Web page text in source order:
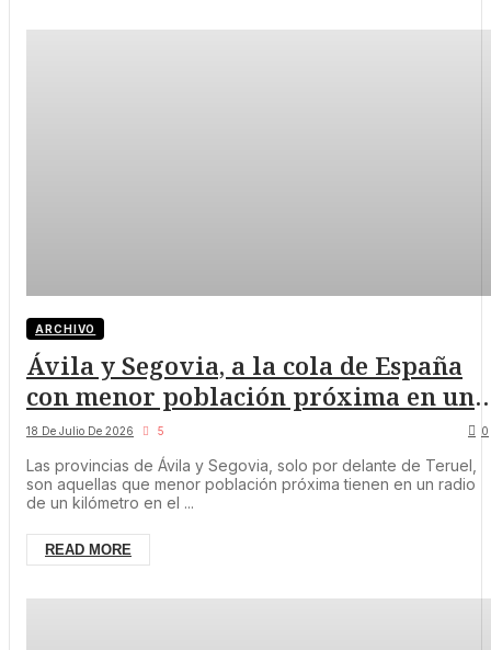
ARCHIVO
Ávila y Segovia, a la cola de España
con menor población próxima en un
radio de un kilómetro
18 De Julio De 2026 5 0
Las provincias de Ávila y Segovia, solo por delante de Teruel,
son aquellas que menor población próxima tienen en un radio
de un kilómetro en el ...
READ MORE